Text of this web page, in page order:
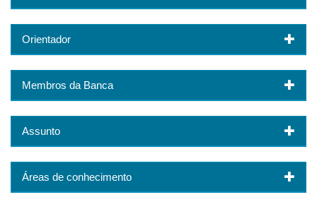
Orientador
Membros da Banca
Assunto
Áreas de conhecimento